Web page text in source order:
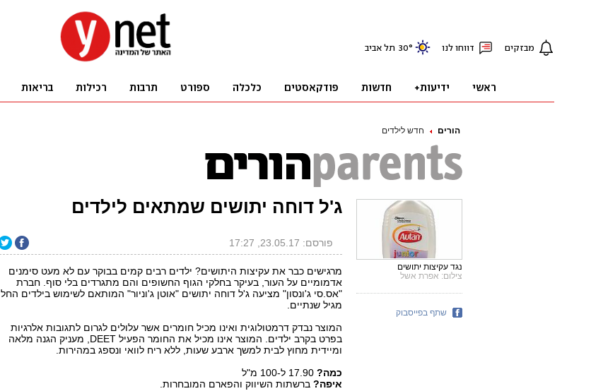
הורים חדש לילדים
ג'ל דוחה יתושים שמתאים לילדים
פורסם: 23.05.17, 17:27
מרגישים כבר את עקיצות היתושים? ילדים רבים קמים בבוקר עם לא מעט סימנים
אדמומיים על העור, בעיקר בחלקי הגוף החשופים והם מתגרדים בלי סוף. חברת
"אס.סי ג'ונסון" מציעה ג'ל דוחה יתושים "אוטן ג'וניור" המותאם לשימוש בילדים החל
מגיל שנתיים.
המוצר נבדק דרמטולוגית ואינו מכיל חומרים אשר עלולים לגרום לתגובות אלרגיות
בפרט בקרב ילדים. המוצר אינו מכיל את החומר הפעיל DEET, מעניק הגנה מלאה
ומיידית מחוץ לבית למשך ארבע שעות, ללא ריח לוואי ונספג במהירות.
כמה?17.90 ל-100 מ"ל
איפה?ברשתות השיווק והפארם המובחרות.
נגד עקיצות יתושים
צילום: אפרת אשל
שתף בפייסבוק